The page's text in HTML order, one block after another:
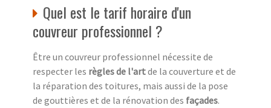
Quel est le tarif horaire d'un
couvreur professionnel ?
Être un couvreur professionnel nécessite de
respecter les règles de l'artde la couverture et de
la réparation des toitures, mais aussi de la pose
de gouttières et de la rénovation des façades.